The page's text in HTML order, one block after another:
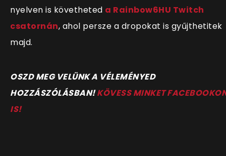
nyelven is követheted a Rainbow6HU Twitch
csatornán, ahol persze a dropokat is gyűjthetitek
majd.
OSZD MEG VELÜNK A VÉLEMÉNYED
HOZZÁSZÓLÁSBAN!KÖVESS MINKET
IS!